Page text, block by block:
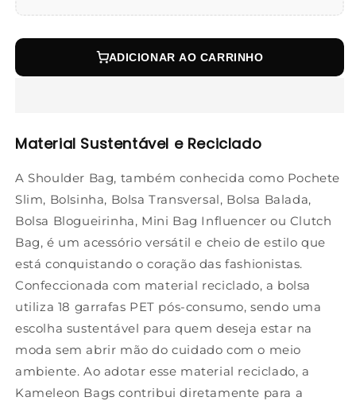
ADICIONAR AO CARRINHO
Material Sustentável e Reciclado
A Shoulder Bag, também conhecida como Pochete
Slim, Bolsinha, Bolsa Transversal, Bolsa Balada,
Bolsa Blogueirinha, Mini Bag Influencer ou Clutch
Bag, é um acessório versátil e cheio de estilo que
está conquistando o coração das fashionistas.
Confeccionada com material reciclado, a bolsa
utiliza 18 garrafas PET pós-consumo, sendo uma
escolha sustentável para quem deseja estar na
moda sem abrir mão do cuidado com o meio
ambiente. Ao adotar esse material reciclado, a
Kameleon Bags contribui diretamente para a